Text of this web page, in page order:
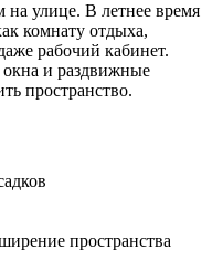
на улице. В летнее время
комнату отдыха,
рабочий кабинет.
и раздвижные
пространство.
пространства